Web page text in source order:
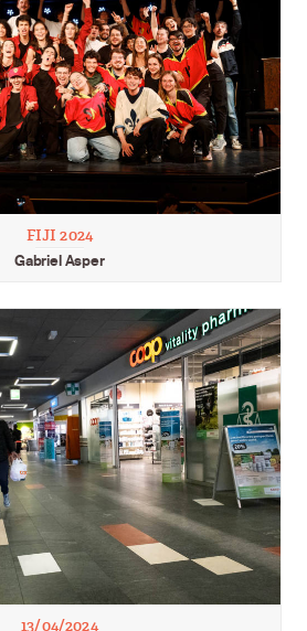
FIJI 2024
Gabriel Asper
13/04/2024